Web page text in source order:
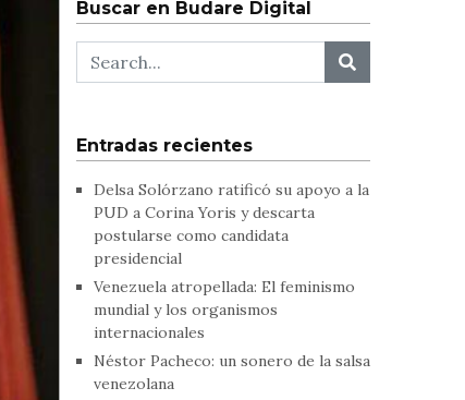
Buscar en Budare Digital
Entradas recientes
Delsa Solórzano ratificó su apoyo a la
PUD a Corina Yoris y descarta
postularse como candidata
presidencial
Venezuela atropellada: El feminismo
mundial y los organismos
internacionales
Néstor Pacheco: un sonero de la salsa
venezolana